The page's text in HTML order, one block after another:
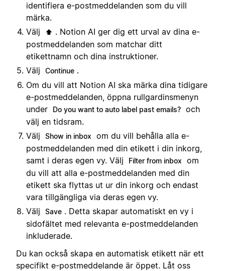
identifiera e-postmeddelanden som du vill
märka.
Välj
⬆️ . Notion AI ger dig ett urval av dina e-
postmeddelanden som matchar ditt
etikettnamn och dina instruktioner.
Välj
Continue .
Om du vill att Notion AI ska märka dina tidigare
e-postmeddelanden, öppna rullgardinsmenyn
under
Do you want to auto label past emails? och
välj en tidsram.
Välj
Show in inbox
om du vill behålla alla e-
postmeddelanden med din etikett i din inkorg,
samt i deras egen vy. Välj
Filter from inbox
om
du vill att alla e-postmeddelanden med din
etikett ska flyttas ut ur din inkorg och endast
vara tillgängliga via deras egen vy.
Välj
Save . Detta skapar automatiskt en vy i
sidofältet med relevanta e-postmeddelanden
inkluderade.
Du kan också skapa en automatisk etikett när ett
specifikt e-postmeddelande är öppet. Låt oss